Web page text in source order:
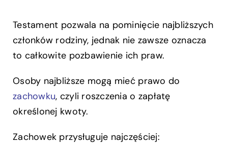
Testament pozwala na pominięcie najbliższych
członków rodziny, jednak nie zawsze oznacza
to całkowite pozbawienie ich praw.
Osoby najbliższe mogą mieć prawo do
zachowku, czyli roszczenia o zapłatę
określonej kwoty.
Zachowek przysługuje najczęściej: